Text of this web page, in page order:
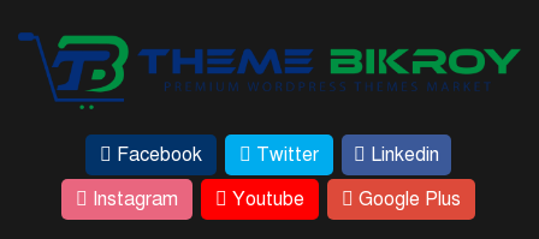
আইনমন্ত্রীর ট্রাইব্যুনাল পরিদর্শন এসে যা
বললেন
ঢাকার কাছেই রহস্যময় ‘ধাঁধার চর’
Facebook Twitter
Linkedin
Instagram
Youtube Google Plus